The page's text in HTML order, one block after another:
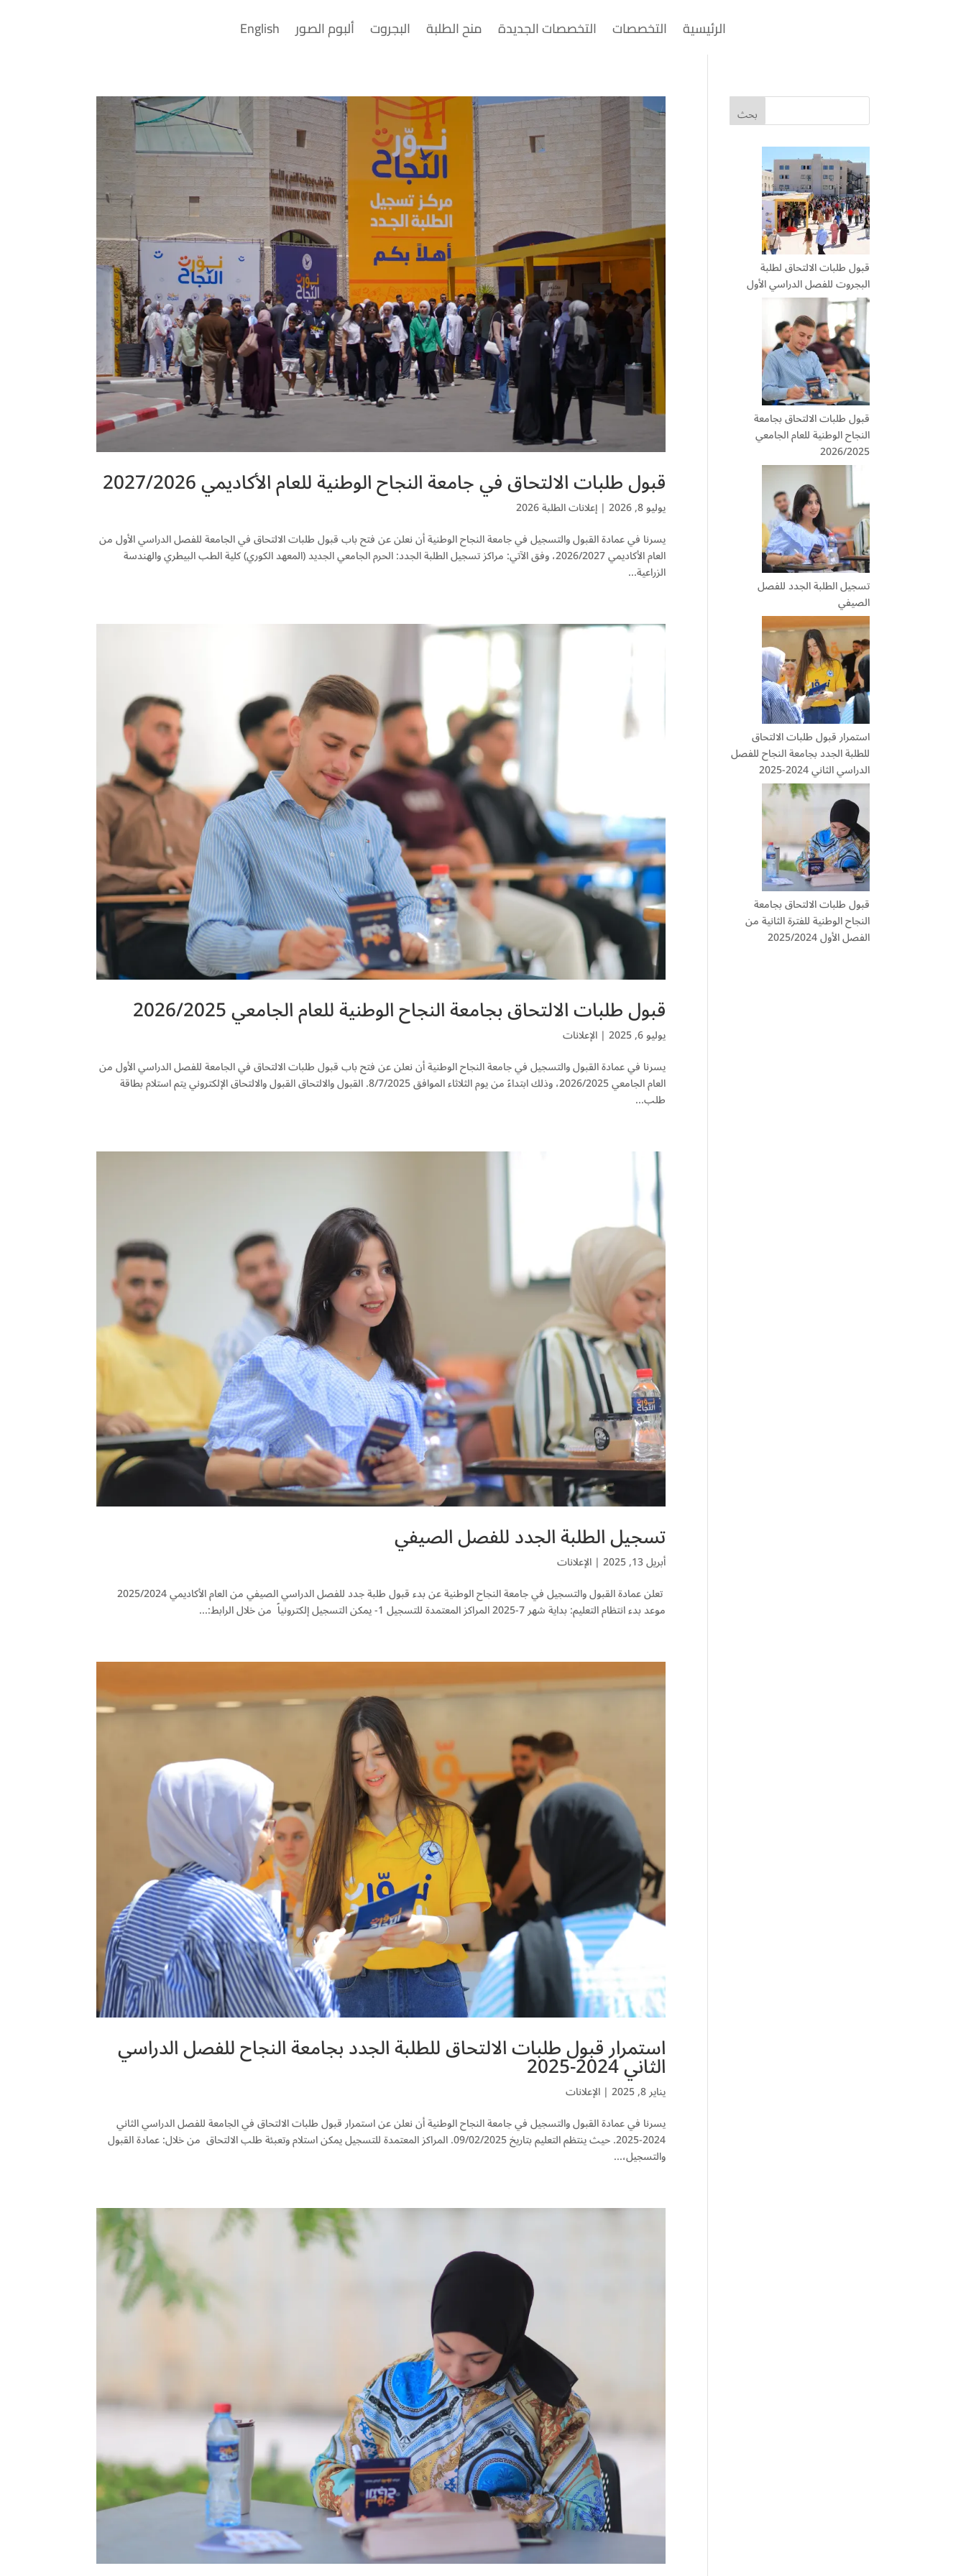
الرئيسية التخصصات التخصصات الجديدة منح الطلبة البجروت ألبوم الصور English
قبول طلبات الالتحاق في جامعة النجاح الوطنية للعام الأكاديمي 2027/2026
يوليو 8, 2026 | إعلانات الطلبة 2026
يسرنا في عمادة القبول والتسجيل في جامعة النجاح الوطنية أن نعلن عن فتح باب قبول طلبات الالتحاق في الجامعة للفصل الدراسي الأول من
العام الأكاديمي 2026/2027، وفق الآتي: مراكز تسجيل الطلبة الجدد: الحرم الجامعي الجديد (المعهد الكوري) كلية الطب البيطري والهندسة
الزراعية...
قبول طلبات الالتحاق بجامعة النجاح الوطنية للعام الجامعي 2026/2025
يوليو 6, 2025 | الإعلانات
يسرنا في عمادة القبول والتسجيل في جامعة النجاح الوطنية أن نعلن عن فتح باب قبول طلبات الالتحاق في الجامعة للفصل الدراسي الأول من
العام الجامعي 2026/2025، وذلك ابتداءً من يوم الثلاثاء الموافق 8/7/2025. القبول والالتحاق القبول والالتحاق الإلكتروني يتم استلام بطاقة
طلب...
تسجيل الطلبة الجدد للفصل الصيفي
أبريل 13, 2025 | الإعلانات
تعلن عمادة القبول والتسجيل في جامعة النجاح الوطنية عن بدء قبول طلبة جدد للفصل الدراسي الصيفي من العام الأكاديمي 2025/2024
موعد بدء انتظام التعليم: بداية شهر 7-2025 المراكز المعتمدة للتسجيل 1- يمكن التسجيل إلكترونياً من خلال الرابط:...
استمرار قبول طلبات الالتحاق للطلبة الجدد بجامعة النجاح للفصل الدراسي
الثاني 2024-2025
يناير 8, 2025 | الإعلانات
يسرنا في عمادة القبول والتسجيل في جامعة النجاح الوطنية أن نعلن عن استمرار قبول طلبات الالتحاق في الجامعة للفصل الدراسي الثاني
2024-2025. حيث ينتظم التعليم بتاريخ 09/02/2025. المراكز المعتمدة للتسجيل يمكن استلام وتعبئة طلب الالتحاق من خلال: عمادة القبول
والتسجيل،...
قبول طلبات الالتحاق لطلبة
البجروت للفصل الدراسي الأول
قبول طلبات الالتحاق بجامعة
النجاح الوطنية للعام الجامعي
2026/2025
تسجيل الطلبة الجدد للفصل
الصيفي
استمرار قبول طلبات الالتحاق
للطلبة الجدد بجامعة النجاح للفصل
الدراسي الثاني 2024-2025
قبول طلبات الالتحاق بجامعة
النجاح الوطنية للفترة الثانية من
الفصل الأول 2025/2024